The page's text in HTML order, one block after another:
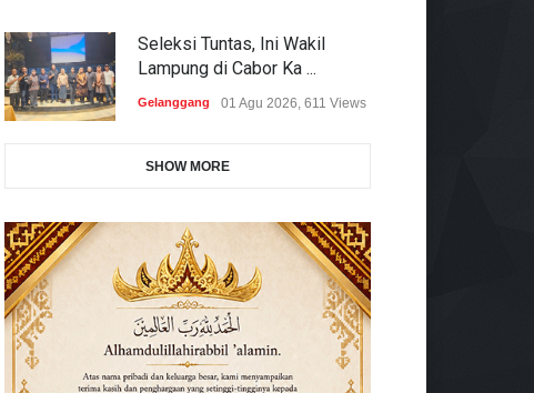
Seleksi Tuntas, Ini Wakil
Lampung di Cabor Ka ...
Gelanggang 01 Agu 2026, 611 Views
SHOW MORE